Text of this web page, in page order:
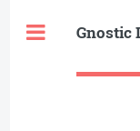
Gnostic
Toggle